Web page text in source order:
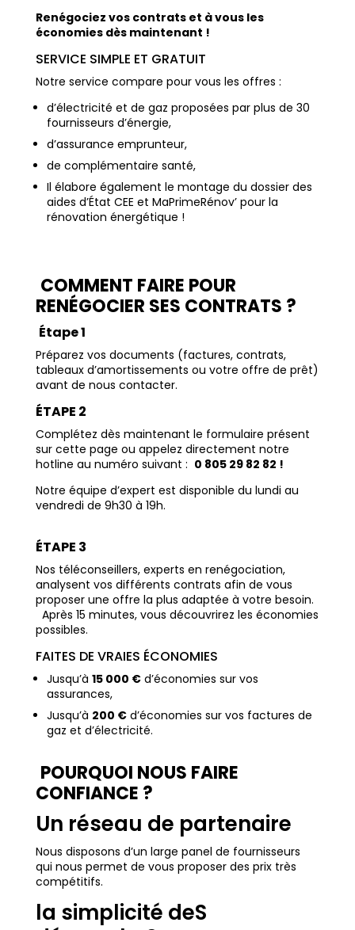
Renégociez vos contrats et à vous les
économies dès maintenant !
SERVICE SIMPLE ET GRATUIT
Notre service compare pour vous les offres :
d’électricité et de gaz proposées par plus de 30
fournisseurs d’énergie,
d’assurance emprunteur,
de complémentaire santé,
Il élabore également le montage du dossier des
aides d’État CEE et MaPrimeRénov’ pour la
rénovation énergétique !
COMMENT FAIRE POUR
RENÉGOCIER SES CONTRATS ?
Étape 1
Préparez vos documents (factures, contrats,
tableaux d’amortissements ou votre offre de prêt)
avant de nous contacter.
ÉTAPE 2
Complétez dès maintenant le formulaire présent
sur cette page ou appelez directement notre
hotline au numéro suivant : 0 805 29 82 82 !
Notre équipe d’expert est disponible du lundi au
vendredi de 9h30 à 19h.
ÉTAPE 3
Nos téléconseillers, experts en renégociation,
analysent vos différents contrats afin de vous
proposer une offre la plus adaptée à votre besoin.
Après 15 minutes, vous découvrirez les économies
possibles.
FAITES DE VRAIES ÉCONOMIES
Jusqu’à 15 000 €d’économies sur vos
assurances,
Jusqu’à 200 €d’économies sur vos factures de
gaz et d’électricité.
POURQUOI NOUS FAIRE
CONFIANCE ?
Un réseau de partenaire
Nous disposons d’un large panel de fournisseurs
qui nous permet de vous proposer des prix très
compétitifs.
la simplicité deS